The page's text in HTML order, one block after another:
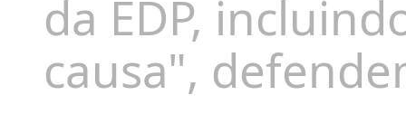
da EDP,
causa",